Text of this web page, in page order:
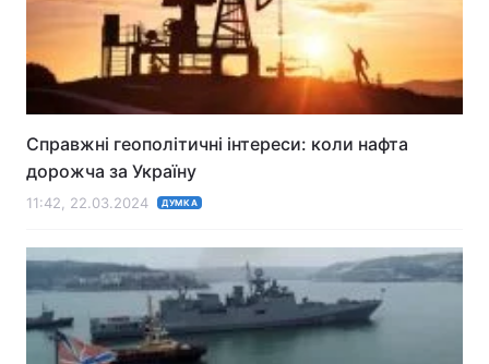
Справжні геополітичні інтереси: коли нафта
дорожча за Україну
11:42, 22.03.2024 ДУМКА